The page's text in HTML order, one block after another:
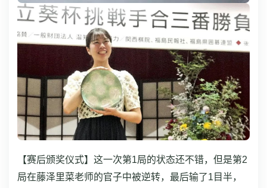
【赛后颁奖仪式】这一次第1局的状态还不错，但是第2
局在藤泽里菜老师的官子中被逆转，最后输了1目半，